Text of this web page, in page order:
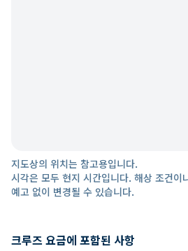
지도상의 위치는 참고용입니다.
시각은 모두 현지 시간입니다. 해상 조건이
예고 없이 변경될 수 있습니다.
크루즈 요금에 포함된 사항